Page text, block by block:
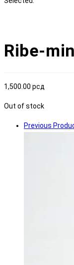
Ribe-
1,500.00 рсд
Out of stock
Previous